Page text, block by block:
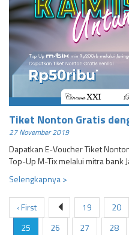
Tiket Nonton Gratis
27 November 2019
Dapatkan E-Voucher Tiket
Top-Up M-Tix melalui mitra bank
Selengkapnya >
‹ First 19 20
25
26 27 28